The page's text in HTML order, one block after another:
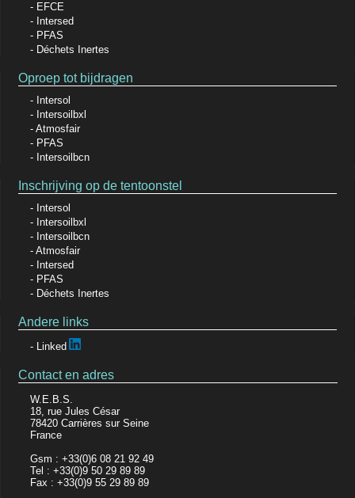
EFCE
Intersed
PFAS
Déchets Inertes
Oproep tot bijdragen
Intersol
Intersoilbxl
Atmosfair
PFAS
Intersoilbcn
Inschrijving op de tentoonstel
Intersol
Intersoilbxl
Intersoilbcn
Atmosfair
Intersed
PFAS
Déchets Inertes
Andere links
Linked
Contact en adres
W.E.B.S.
18, rue Jules César
78420 Carrières sur Seine
France
Gsm : +33(0)6 08 21 92 49
Tel : +33(0)9 50 29 89 89
Fax : +33(0)9 55 29 89 89